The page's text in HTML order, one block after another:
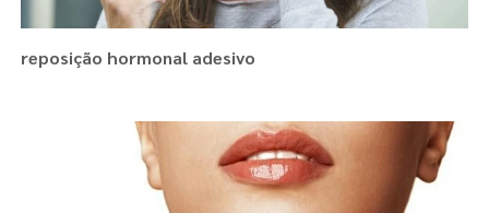
reposição hormonal adesivo